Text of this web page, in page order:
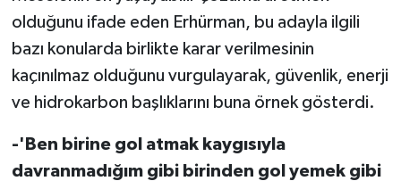
olduğunu ifade eden Erhürman, bu adayla ilgili
bazı konularda birlikte karar verilmesinin
kaçınılmaz olduğunu vurgulayarak, güvenlik, enerji
ve hidrokarbon başlıklarını buna örnek gösterdi.
-'Ben birine gol atmak kaygısıyla
davranmadığım gibi birinden gol yemek gibi